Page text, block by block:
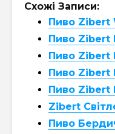
Схожі Записи:
Пиво Zibert
Пиво Zibert
Пиво Zibert
Пиво Zibert
Пиво Zibert
Zibert
Пиво